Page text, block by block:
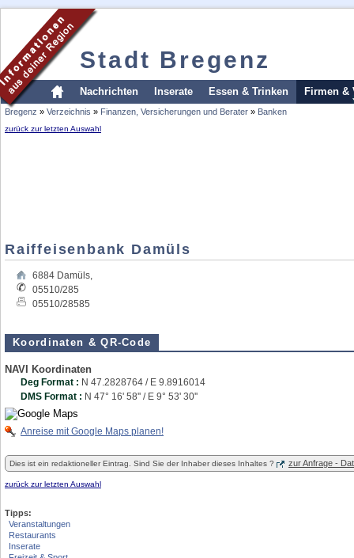
Stadt Bregenz
Nachrichten Inserate Essen & Trinken Firmen &
Bregenz » Verzeichnis » Finanzen, Versicherungen und Berater » Banken
zurück zur letzten Auswahl
Raiffeisenbank Damüls
6884 Damüls,
05510/285
05510/28585
Koordinaten & QR-Code
NAVI Koordinaten
Deg Format : N 47.2828764 / E 9.8916014
DMS Format : N 47° 16' 58'' / E 9° 53' 30''
Anreise mit Google Maps planen!
Dies ist ein redaktioneller Eintrag. Sind Sie der Inhaber dieses Inhaltes ? zur Anfrage -
zurück zur letzten Auswahl
Tipps:
Veranstaltungen
Restaurants
Inserate